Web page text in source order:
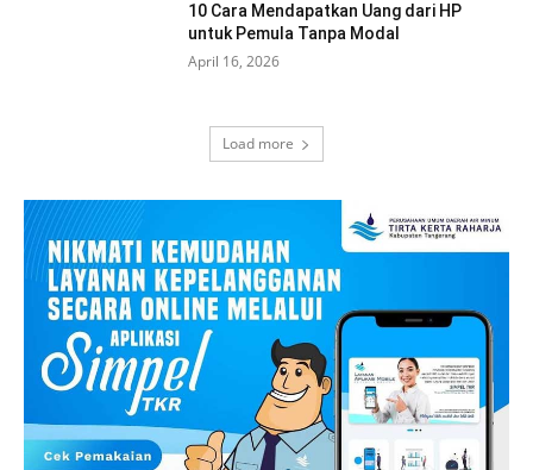
10 Cara Mendapatkan Uang dari HP
untuk Pemula Tanpa Modal
April 16, 2026
Load more